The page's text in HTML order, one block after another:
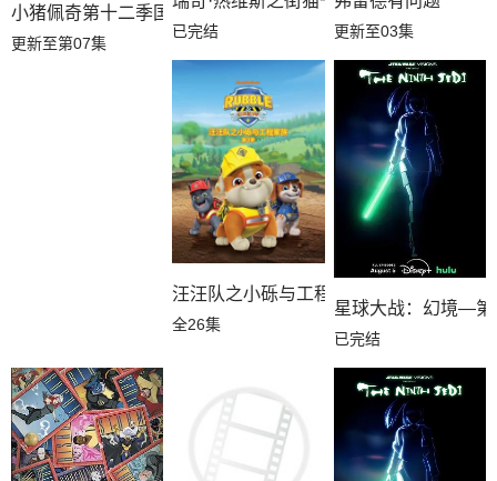
小猪佩奇第十二季国语
更新至第07集
已完结 更新至03集
汪汪队之小砾与工程家族第三季国语
全26集
星球大战：幻境—第
已完结